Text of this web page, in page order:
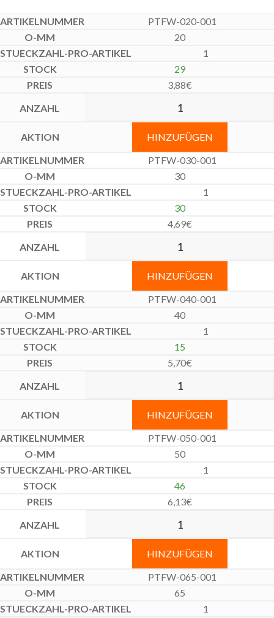
PTFW-020-001
20
1
29
3,88€
HINZUFÜGEN
PTFW-030-001
30
1
30
4,69€
HINZUFÜGEN
PTFW-040-001
40
1
15
5,70€
HINZUFÜGEN
PTFW-050-001
50
1
46
6,13€
HINZUFÜGEN
PTFW-065-001
65
1